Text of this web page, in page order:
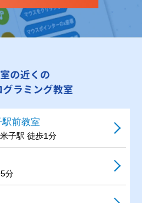
の近くの
ラミング教室
前教室
子駅 徒歩1分
分